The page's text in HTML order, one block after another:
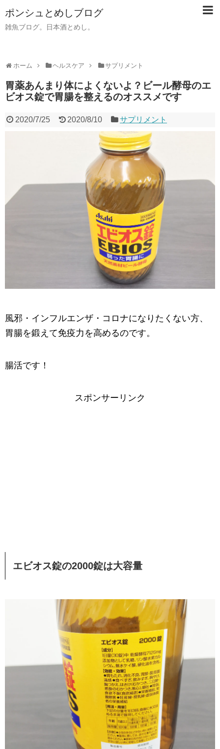
ポンシュとめしブログ
雑魚ブログ。日本酒とめし。
ホーム ヘルスケア サプリメント
胃薬あんまり体によくないよ？ビール酵母のエ
ビオス錠で胃腸を整えるのオススメです
2020/7/25 2020/8/10 サプリメント
風邪・インフルエンザ・コロナになりたくない方、
胃腸を鍛えて免疫力を高めるのです。
腸活です！
スポンサーリンク
エビオス錠の2000錠は大容量